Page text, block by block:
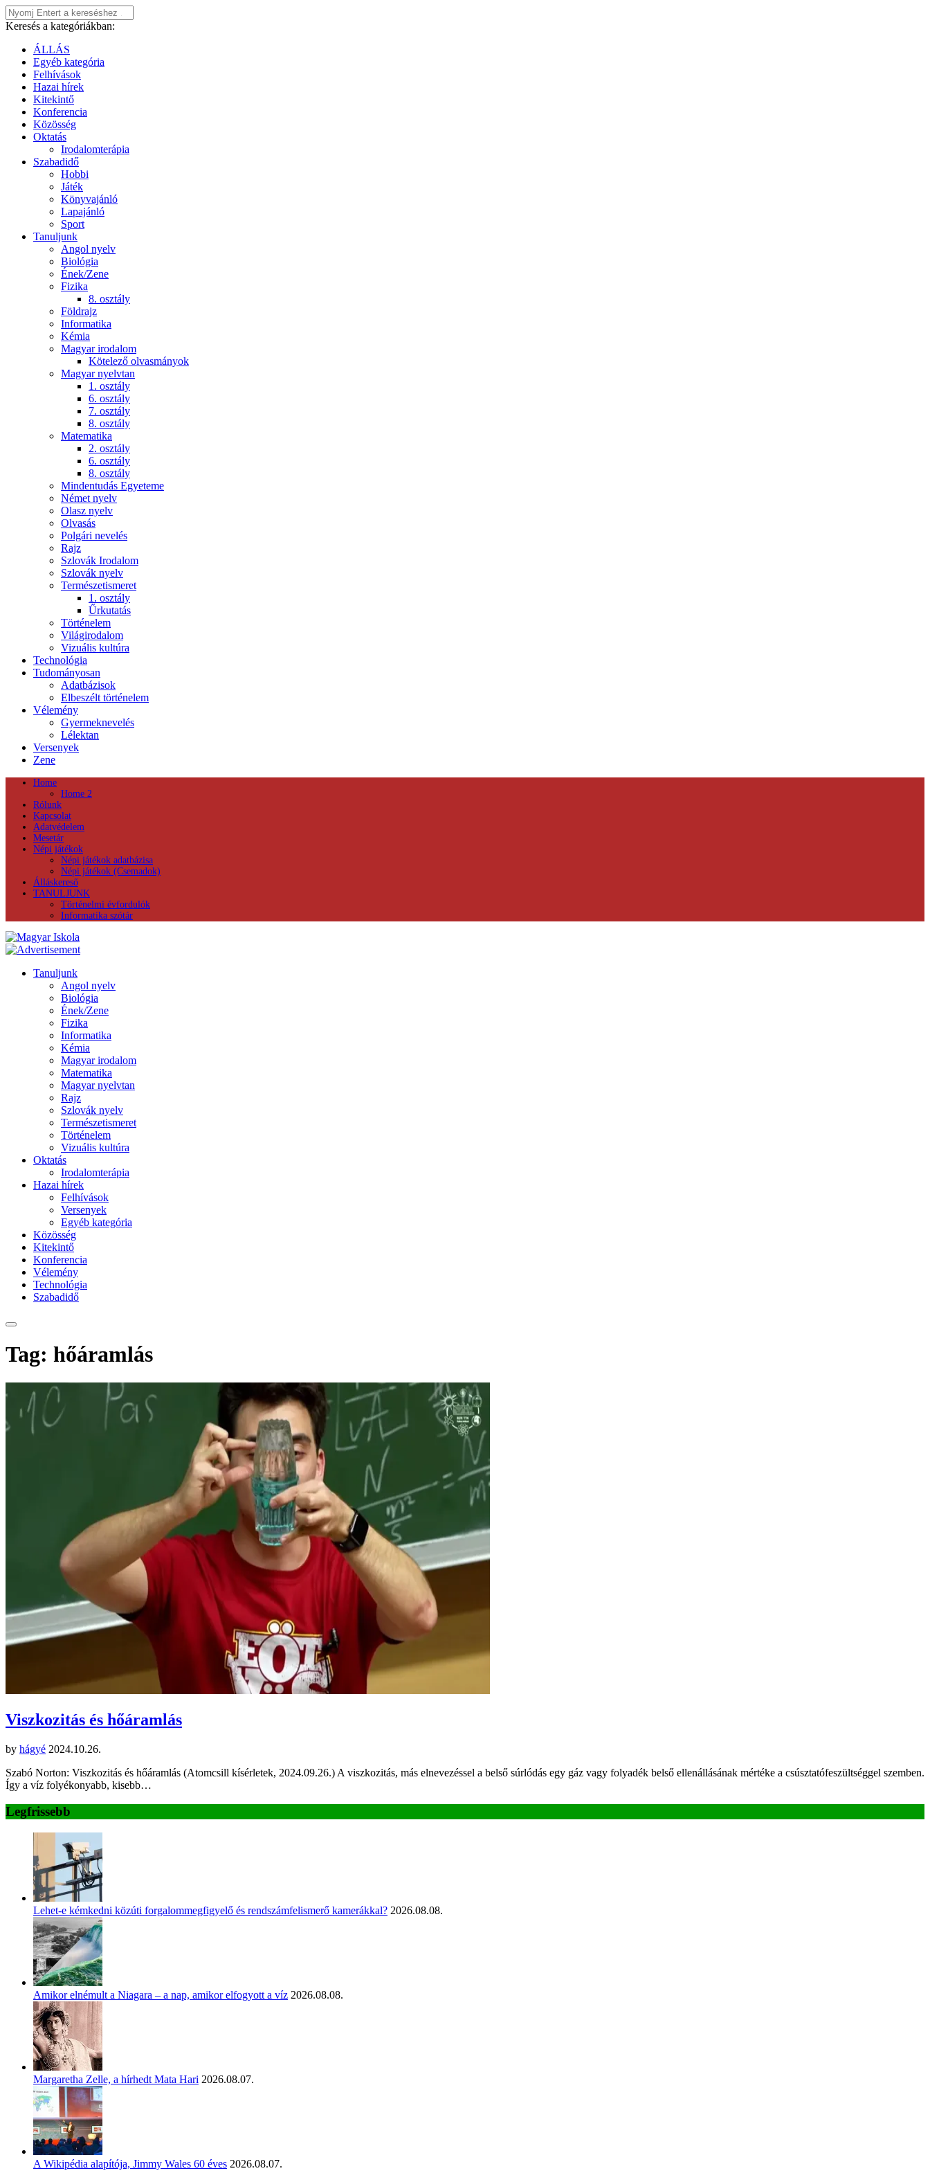
Keresés a kategóriákban:
ÁLLÁS
Egyéb kategória
Felhívások
Hazai hírek
Kitekintő
Konferencia
Közösség
Oktatás
Irodalomterápia
Szabadidő
Hobbi
Játék
Könyvajánló
Lapajánló
Sport
Tanuljunk
Angol nyelv
Biológia
Ének/Zene
Fizika
8. osztály
Földrajz
Informatika
Kémia
Magyar irodalom
Kötelező olvasmányok
Magyar nyelvtan
1. osztály
6. osztály
7. osztály
8. osztály
Matematika
2. osztály
6. osztály
8. osztály
Mindentudás Egyeteme
Német nyelv
Olasz nyelv
Olvasás
Polgári nevelés
Rajz
Szlovák Irodalom
Szlovák nyelv
Természetismeret
1. osztály
Űrkutatás
Történelem
Világirodalom
Vizuális kultúra
Technológia
Tudományosan
Adatbázisok
Elbeszélt történelem
Vélemény
Gyermeknevelés
Lélektan
Versenyek
Zene
Home
Home 2
Rólunk
Kapcsolat
Adatvédelem
Mesetár
Népi játékok
Népi játékok adatbázisa
Népi játékok (Csemadok)
Álláskereső
TANULJUNK
Történelmi évfordulók
Informatika szótár
Tanuljunk
Angol nyelv
Biológia
Ének/Zene
Fizika
Informatika
Kémia
Magyar irodalom
Matematika
Magyar nyelvtan
Rajz
Szlovák nyelv
Természetismeret
Történelem
Vizuális kultúra
Oktatás
Irodalomterápia
Hazai hírek
Felhívások
Versenyek
Egyéb kategória
Közösség
Kitekintő
Konferencia
Vélemény
Technológia
Szabadidő
Tag: hőáramlás
Viszkozitás és hőáramlás
by hágyé 2024.10.26.
Szabó Norton: Viszkozitás és hőáramlás (Atomcsill kísérletek, 2024.09.26.) A viszkozitás, más elnevezéssel a belső súrlódás egy gáz vagy folyadék belső ellenállásának mértéke a csúsztatófeszültséggel szemben.
Így a víz folyékonyabb, kisebb…
Legfrissebb
Lehet-e kémkedni közúti forgalommegfigyelő és rendszámfelismerő kamerákkal? 2026.08.08.
Amikor elnémult a Niagara – a nap, amikor elfogyott a víz 2026.08.08.
Margaretha Zelle, a hírhedt Mata Hari 2026.08.07.
A Wikipédia alapítója, Jimmy Wales 60 éves 2026.08.07.